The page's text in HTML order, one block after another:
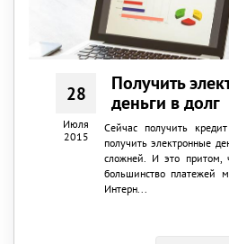
28
Июля
2015
Получить
деньги в долг
Сейчас получить
получить электронные
сложней. И это
большинство платежей
Интерн...